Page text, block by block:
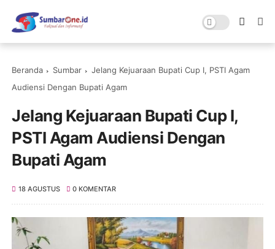
Beranda Sumbar
Jelang Kejuaraan Bupati Cup I, PSTI Agam
Audiensi Dengan Bupati Agam
Jelang Kejuaraan Bupati Cup I,
PSTI Agam Audiensi Dengan
Bupati Agam
18 AGUSTUS 0 KOMENTAR